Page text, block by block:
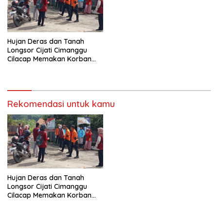
Hujan Deras dan Tanah
Longsor Cijati Cimanggu
Cilacap Memakan Korban
Rekomendasi untuk kamu
Hujan Deras dan Tanah
Longsor Cijati Cimanggu
Cilacap Memakan Korban